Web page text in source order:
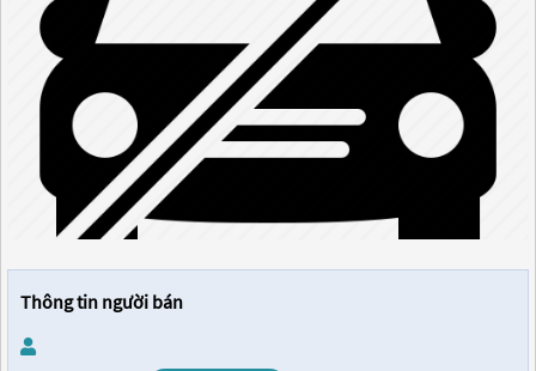
Thông tin người bán